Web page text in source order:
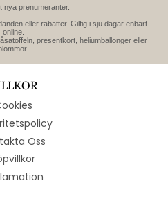
nya prenumeranter.
eller rabatter. Giltig i sju dagar enbart
online.
presentkort, heliumballonger eller
Oss